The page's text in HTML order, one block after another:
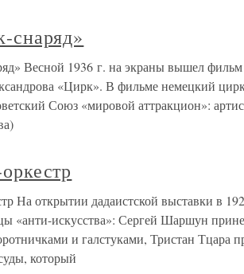
снаряд»
Весной 1936 г. на экраны вышел
«Цирк». В фильме немецкий
Союз «мировой аттракцион»:
На открытии дадаистской выставки в
«анти-искусства»: Сергей Шаршун
и галстуками, Тристан Тцара
который